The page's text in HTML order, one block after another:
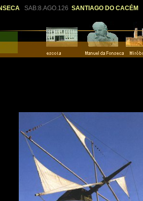
SAB:8.AGO.126 SANTIAGO DO CACÉM